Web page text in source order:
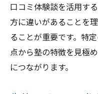
口コミ体験談を活用す
方に違いがあることを
ることが重要です。特
点から塾の特徴を見極
につながります。